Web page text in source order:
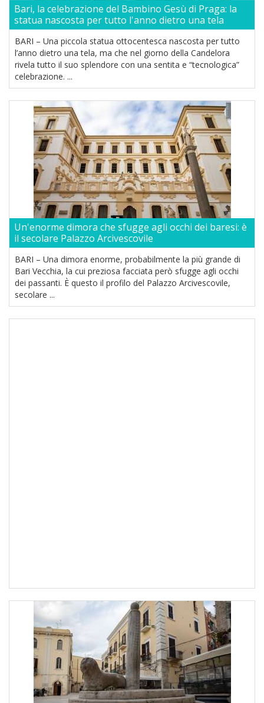
Bari, la celebrazione del Bambino Gesù di Praga: la
statua nascosta per tutto l'anno dietro una tela
BARI – Una piccola statua ottocentesca nascosta per tutto
l’anno dietro una tela, ma che nel giorno della Candelora
rivela tutto il suo splendore con una sentita e “tecnologica”
celebrazione. ...
Un'enorme dimora che sfugge agli occhi dei baresi: è
il secolare Palazzo Arcivescovile
BARI – Una dimora enorme, probabilmente la più grande di
Bari Vecchia, la cui preziosa facciata però sfugge agli occhi
dei passanti. È questo il profilo del Palazzo Arcivescovile,
secolare ...